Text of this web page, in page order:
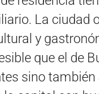
La ciudad
y
que el de
sino también